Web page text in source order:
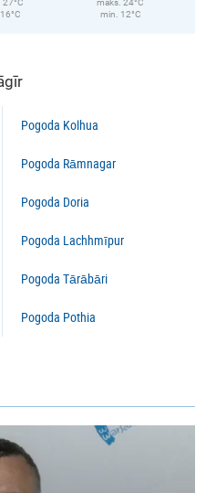
27°C
maks. 24°C
min. 12°C
Pogoda Kolhua
Pogoda Rāmnagar
Pogoda Doria
Pogoda Lachhmīpur
Pogoda Tārābāri
Pogoda Pothia